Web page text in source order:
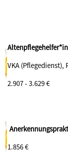
Altenpflegehelfer*in
VKA (Pflegedienst),
2.907 - 3.629 €
1.856 €